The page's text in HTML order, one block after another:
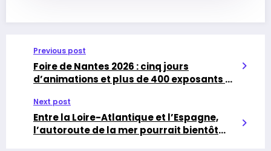
Previous post
Foire de Nantes 2026 : cinq jours
d’animations et plus de 400 exposants à
Next post
Entre la Loire-Atlantique et l’Espagne,
l’autoroute de la mer pourrait bientôt